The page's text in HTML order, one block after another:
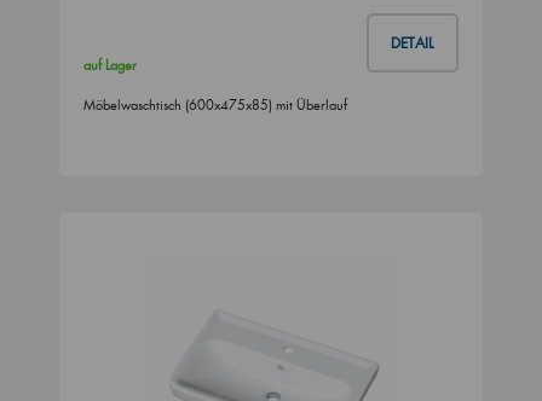
DETAIL
auf Lager
Möbelwaschtisch (600x475x85) mit Überlauf